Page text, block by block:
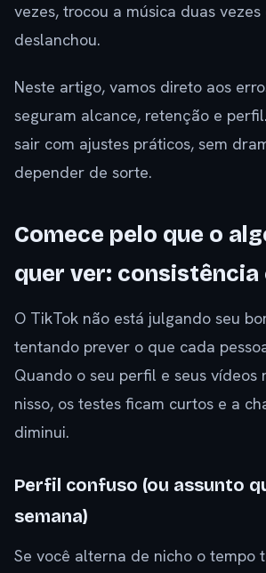
vezes, trocou a música duas vezes
deslanchou.
Neste artigo, vamos direto aos
seguram alcance, retenção e
sair com ajustes práticos, sem
depender de sorte.
Comece pelo que o
quer ver: consistência
O TikTok não está julgando seu
tentando prever o que cada
Quando o seu perfil e seus vídeos
nisso, os testes ficam curtos e a
diminui.
Perfil confuso (ou assunto
semana)
Se você alterna de nicho o tempo